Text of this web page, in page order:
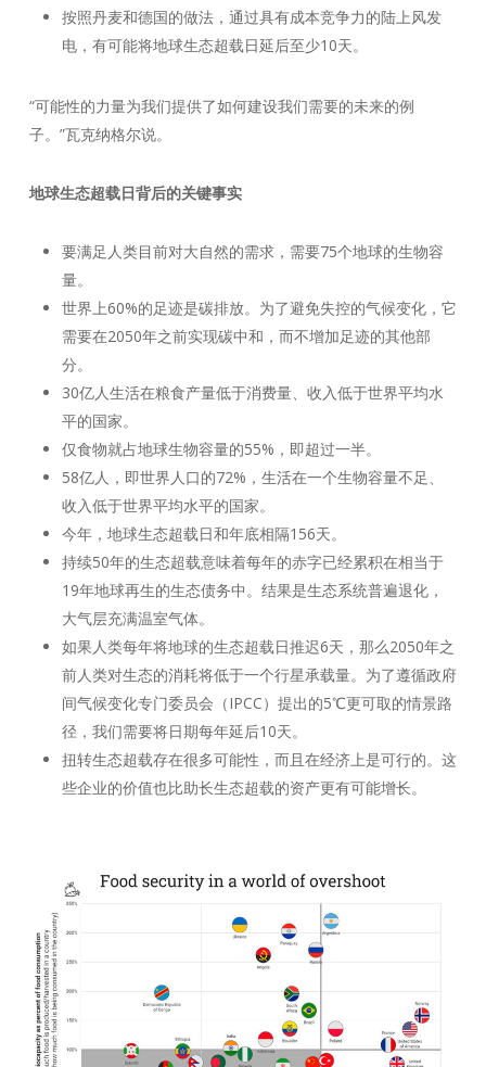
按照丹麦和德国的做法，通过具有成本竞争力的陆上风发
电，有可能将地球生态超载日延后至少10天。
“可能性的力量为我们提供了如何建设我们需要的未来的例
子。”瓦克纳格尔说。
地球生态超载日背后的关键事实
要满足人类目前对大自然的需求，需要75个地球的生物容
量。
世界上60%的足迹是碳排放。为了避免失控的气候变化，它
需要在2050年之前实现碳中和，而不增加足迹的其他部
分。
30亿人生活在粮食产量低于消费量、收入低于世界平均水
平的国家。
仅食物就占地球生物容量的55%，即超过一半。
58亿人，即世界人口的72%，生活在一个生物容量不足、
收入低于世界平均水平的国家。
今年，地球生态超载日和年底相隔156天。
持续50年的生态超载意味着每年的赤字已经累积在相当于
19年地球再生的生态债务中。结果是生态系统普遍退化，
大气层充满温室气体。
如果人类每年将地球的生态超载日推迟6天，那么2050年之
前人类对生态的消耗将低于一个行星承载量。为了遵循政府
间气候变化专门委员会（IPCC）提出的5℃更可取的情景路
径，我们需要将日期每年延后10天。
扭转生态超载存在很多可能性，而且在经济上是可行的。这
些企业的价值也比助长生态超载的资产更有可能增长。